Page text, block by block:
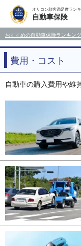
オリコン顧客満足度ラン
自動車保険
おすすめの自動車保険ランキン
費用・コスト
自動車の購入費用や維